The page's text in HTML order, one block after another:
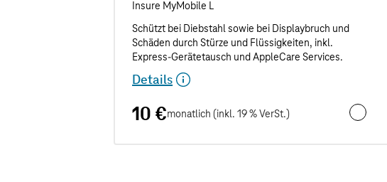
Details
10 €monatlich (inkl. 19 % VerSt.) Unfall-